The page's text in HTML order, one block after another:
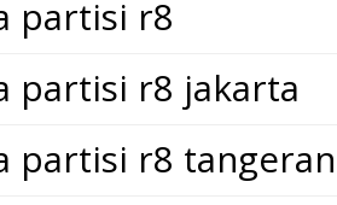
partisi r8
partisi r8 jakarta
partisi r8